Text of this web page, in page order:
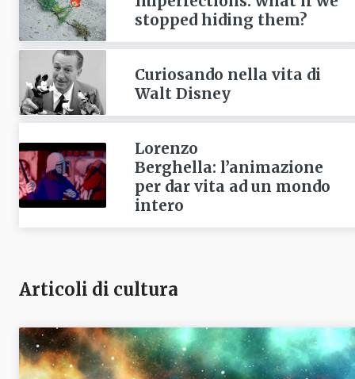
stopped hiding them?
Curiosando nella vita di
Walt Disney
Lorenzo
Berghella: l’animazione
per dar vita ad un mondo
intero
Articoli di cultura